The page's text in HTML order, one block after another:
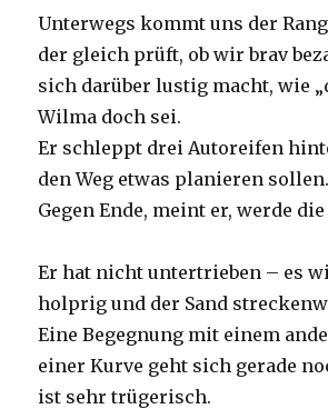
Unterwegs kommt uns der
der gleich prüft, ob wir brav
sich darüber lustig macht, wie
Wilma doch sei.
Er schleppt drei Autoreifen
den Weg etwas planieren sollen.
Gegen Ende, meint er, werde die
Er hat nicht untertrieben – es
holprig und der Sand
Eine Begegnung mit einem
einer Kurve geht sich gerade
ist sehr trügerisch.